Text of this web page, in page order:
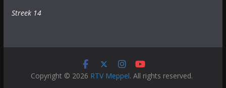
Streek 14
Copyright © 2026 RTV Meppel. All rights reserved.